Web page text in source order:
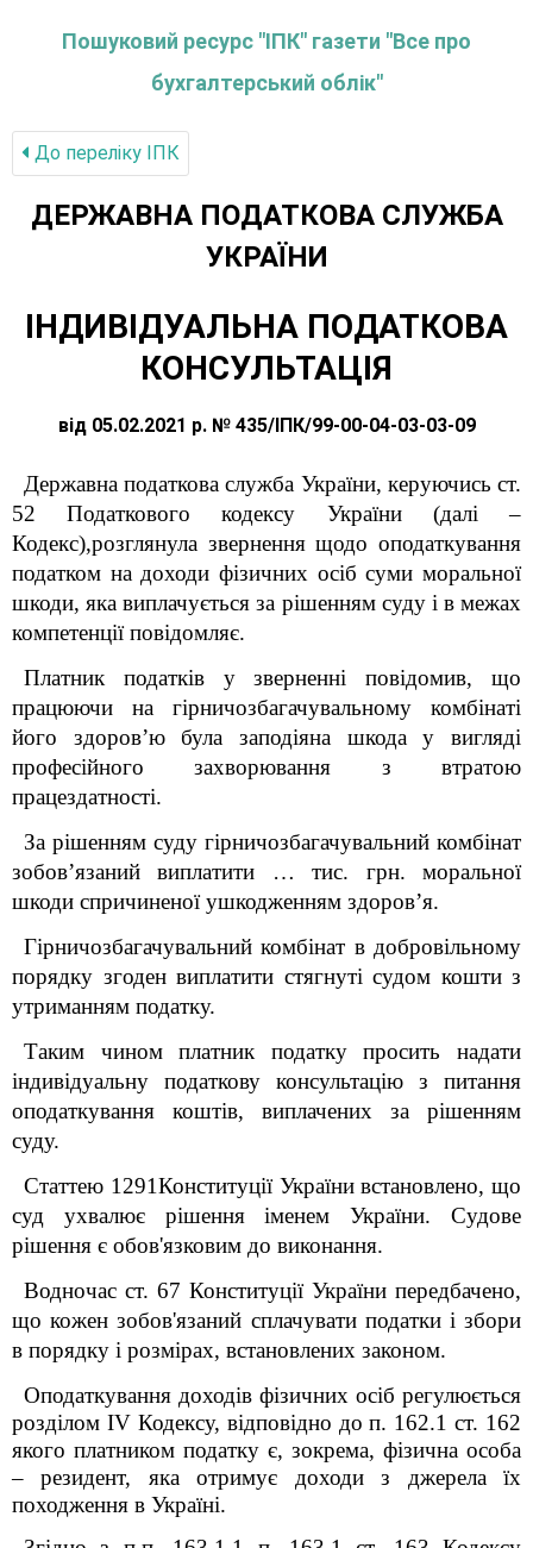
Пошуковий ресурс "ІПК" газети "Все про
бухгалтерський облік"
До переліку IПК
ДЕРЖАВНА ПОДАТКОВА СЛУЖБА
УКРАЇНИ
ІНДИВІДУАЛЬНА ПОДАТКОВА
КОНСУЛЬТАЦІЯ
від 05.02.2021 р. № 435/ІПК/99-00-04-03-03-09
Державна податкова служба України, керуючись ст.
52 Податкового кодексу України (далі –
Кодекс),розглянула звернення щодо оподаткування
податком на доходи фізичних осіб суми моральної
шкоди, яка виплачується за рішенням суду і в межах
компетенції повідомляє.
Платник податків у зверненні повідомив, що
працюючи на гірничозбагачувальному комбінаті
його здоров’ю була заподіяна шкода у вигляді
професійного захворювання з втратою
працездатності.
За рішенням суду гірничозбагачувальний комбінат
зобов’язаний виплатити … тис. грн. моральної
шкоди спричиненої ушкодженням здоров’я.
Гірничозбагачувальний комбінат в добровільному
порядку згоден виплатити стягнуті судом кошти з
утриманням податку.
Таким чином платник податку просить надати
індивідуальну податкову консультацію з питання
оподаткування коштів, виплачених за рішенням
суду.
Статтею 1291Конституції України встановлено, що
суд ухвалює рішення іменем України. Судове
рішення є обов'язковим до виконання.
Водночас ст. 67 Конституції України передбачено,
що кожен зобов'язаний сплачувати податки і збори
в порядку і розмірах, встановлених законом.
Оподаткування доходів фізичних осіб регулюється
розділом IV Кодексу, відповідно до п. 162.1 ст. 162
якого платником податку є, зокрема, фізична особа
– резидент, яка отримує доходи з джерела їх
походження в Україні.